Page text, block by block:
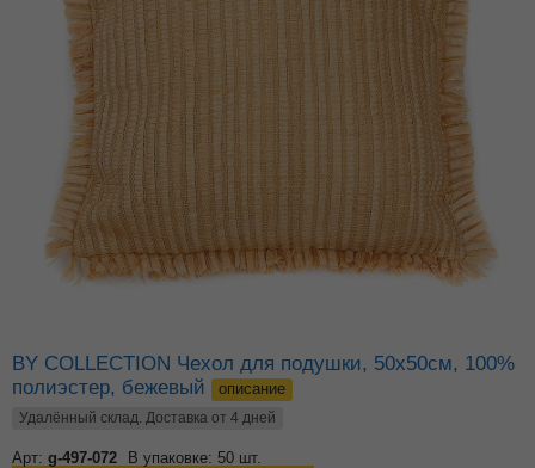
BY COLLECTION Чехол для подушки, 50х50см, 100%
полиэстер, бежевый
описание
Удалённый склад. Доставка от 4 дней
Арт: g-497-072 В упаковке: 50 шт.